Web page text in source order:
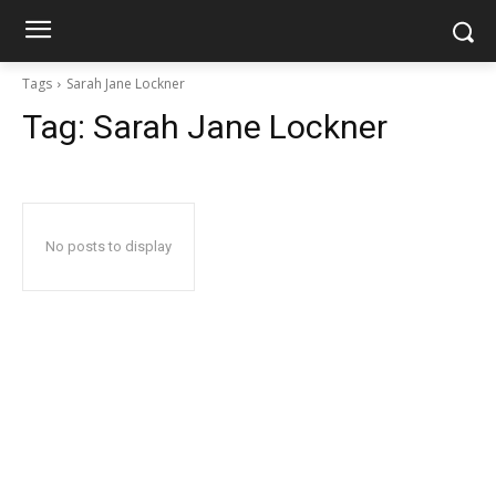
Tags Sarah Jane Lockner
Tag: Sarah Jane Lockner
No posts to display